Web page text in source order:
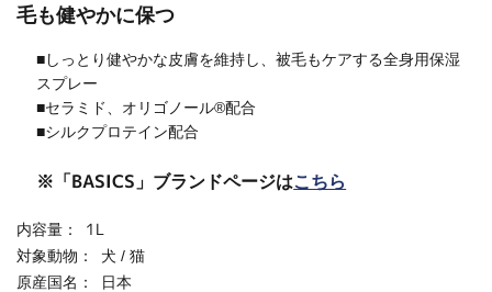
毛も健やかに保つ
■しっとり健やかな皮膚を維持し、被毛もケアする全身用保湿
スプレー
■セラミド、オリゴノール®配合
■シルクプロテイン配合
※「BASICS」ブランドページはこちら
内容量：
1L
対象動物：
犬 / 猫
原産国名：
日本